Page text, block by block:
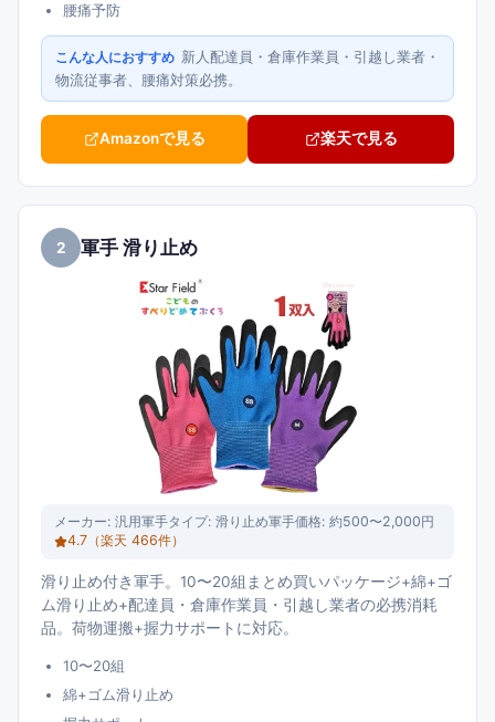
腰痛予防
こんな人におすすめ 新人配達員・倉庫作業員・引越し業者・
物流従事者、腰痛対策必携。
Amazonで見る 楽天で見る
2 軍手 滑り止め
メーカー: 汎用軍手タイプ: 滑り止め軍手価格: 約500〜2,000円
4.7 （楽天 466件）
滑り止め付き軍手。10〜20組まとめ買いパッケージ+綿+ゴ
ム滑り止め+配達員・倉庫作業員・引越し業者の必携消耗
品。荷物運搬+握力サポートに対応。
10〜20組
綿+ゴム滑り止め